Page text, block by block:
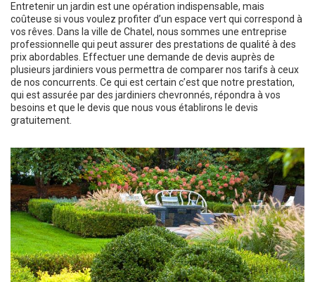
Entretenir un jardin est une opération indispensable, mais
coûteuse si vous voulez profiter d’un espace vert qui correspond à
vos rêves. Dans la ville de Chatel, nous sommes une entreprise
professionnelle qui peut assurer des prestations de qualité à des
prix abordables. Effectuer une demande de devis auprès de
plusieurs jardiniers vous permettra de comparer nos tarifs à ceux
de nos concurrents. Ce qui est certain c’est que notre prestation,
qui est assurée par des jardiniers chevronnés, répondra à vos
besoins et que le devis que nous vous établirons le devis
gratuitement.